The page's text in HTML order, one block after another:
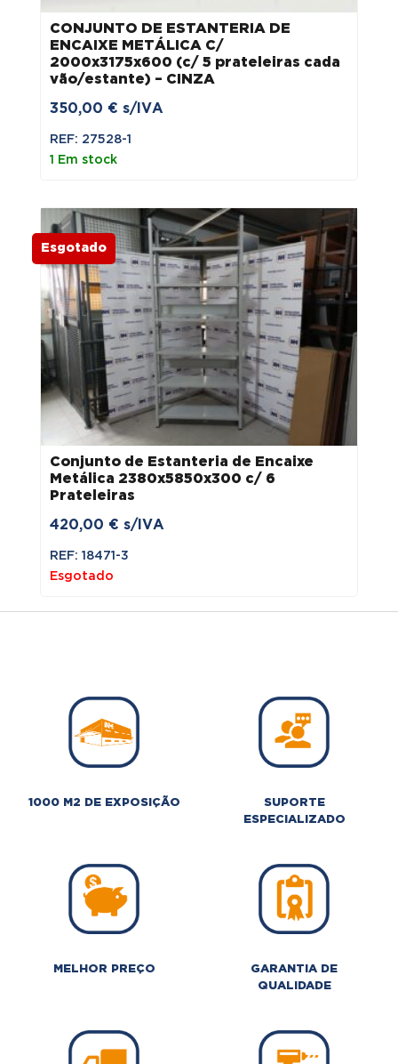
CONJUNTO DE ESTANTERIA DE
ENCAIXE METÁLICA C/
2000x3175x600 (c/ 5 prateleiras cada
vão/estante) – CINZA
350,00 € s/IVA
REF: 27528-1
1 Em stock
Conjunto de Estanteria de Encaixe
Metálica 2380x5850x300 c/ 6
Prateleiras
420,00 € s/IVA
REF: 18471-3
Esgotado
Esgotado
1000 M2 DE EXPOSIÇÃO
SUPORTE
ESPECIALIZADO
MELHOR PREÇO
GARANTIA DE
QUALIDADE